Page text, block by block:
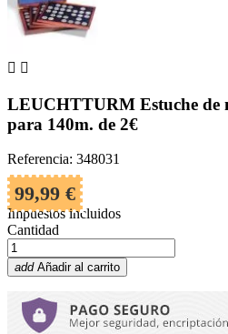
 
LEUCHTTURM Estuche de
para 140m. de 2€
Referencia: 348031
99,99 €
Impuestos incluidos
Cantidad
add Añadir al carrito